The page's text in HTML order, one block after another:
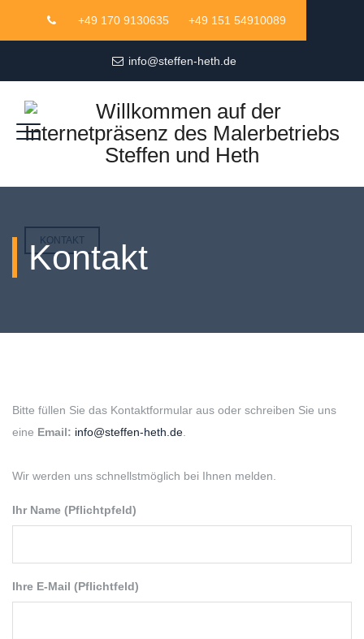
+49 170 9130635 +49 151 54910089
info@steffen-heth.de
KONTAKT
Kontakt
Bitte füllen Sie das Kontaktformular aus oder schreiben Sie uns
eine Email: info@steffen-heth.de
Wir werden uns schnellstmöglich bei Ihnen melden.
Ihr Name (Pflichtpfeld)
Ihre E-Mail (Pflichtfeld)